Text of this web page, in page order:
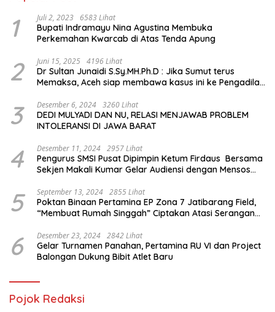
1 Juli 2, 2023 6583 Lihat
Bupati Indramayu Nina Agustina Membuka
Perkemahan Kwarcab di Atas Tenda Apung
2 Juni 15, 2025 4196 Lihat
Dr Sultan Junaidi S.Sy.MH.Ph.D : Jika Sumut terus
Memaksa, Aceh siap membawa kasus ini ke Pengadilan
3 Desember 6, 2024 3260 Lihat
DEDI MULYADI DAN NU, RELASI MENJAWAB PROBLEM
INTOLERANSI DI JAWA BARAT
4 Desember 11, 2024 2957 Lihat
Pengurus SMSI Pusat Dipimpin Ketum Firdaus Bersama
Sekjen Makali Kumar Gelar Audiensi dengan Mensos
5 September 13, 2024 2855 Lihat
Poktan Binaan Pertamina EP Zona 7 Jatibarang Field,
“Membuat Rumah Singgah” Ciptakan Atasi Serangan
6 Desember 23, 2024 2842 Lihat
Gelar Turnamen Panahan, Pertamina RU VI dan Project
Balongan Dukung Bibit Atlet Baru
Pojok Redaksi